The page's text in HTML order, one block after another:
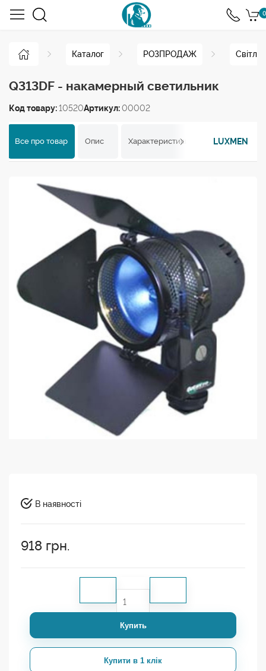
0
Каталог РОЗПРОДАЖ
Q313DF - накамерный светильник
Код товару:10520Артикул:00002
Все про товар Опис Характеристики Відгуки
LUXMEN
В наявності
918 грн.
Купить
Купити в 1 клік